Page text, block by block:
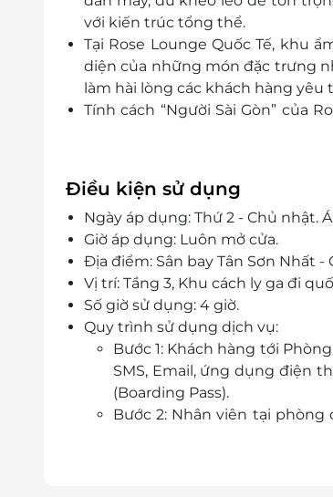
với kiến trúc tổng thể.
Tại Rose Lounge Quốc Tế, khu
diện của những món đặc trưng
làm hài lòng các khách hàng
Tính cách “Người Sài Gòn” của
toát lên không chỉ ở kiến trúc,
người nơi đây qua cung cách
Điều kiện sử dụng
Ngày áp dụng: Thứ 2 - Chủ nhật.
Giờ áp dụng: Luôn mở cửa.
Địa điểm: Sân bay Tân Sơn Nhất -
Vị trí: Tầng 3, Khu cách ly ga đi
Số giờ sử dụng: 4 giờ.
Quy trình sử dụng dịch vụ:
Bước 1: Khách hàng tới
SMS, Email, ứng dụng điện
(Boarding Pass).
Bước 2: Nhân viên tại
Bước 3: Nếu xác thực thành